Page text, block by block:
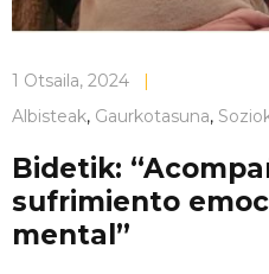
1 Otsaila, 2024
|
Albisteak, Gaurkotasuna,
Bidetik:
sufrimiento
mental”